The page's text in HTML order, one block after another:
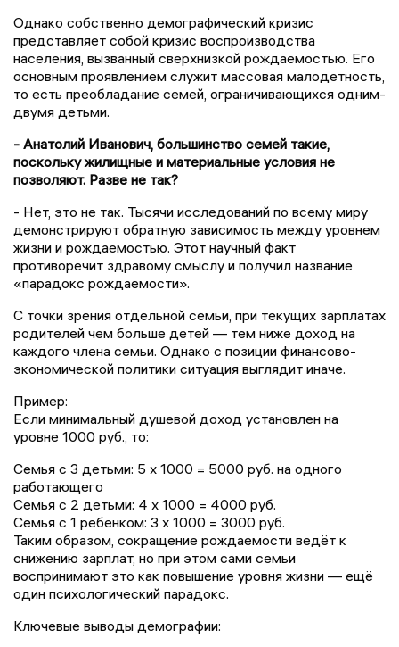
Однако собственно демографический кризис
представляет собой кризис воспроизводства
населения, вызванный сверхнизкой рождаемостью. Его
основным проявлением служит массовая малодетность,
то есть преобладание семей, ограничивающихся одним-
двумя детьми.
- Анатолий Иванович, большинство семей такие,
поскольку жилищные и материальные условия не
позволяют. Разве не так?
- Нет, это не так. Тысячи исследований по всему миру
демонстрируют обратную зависимость между уровнем
жизни и рождаемостью. Этот научный факт
противоречит здравому смыслу и получил название
«парадокс рождаемости».
С точки зрения отдельной семьи, при текущих зарплатах
родителей чем больше детей — тем ниже доход на
каждого члена семьи. Однако с позиции финансово-
экономической политики ситуация выглядит иначе.
Пример:
Если минимальный душевой доход установлен на
уровне 1000 руб., то:
Семья с 3 детьми: 5 х 1000 = 5000 руб. на одного
работающего
Семья с 2 детьми: 4 х 1000 = 4000 руб.
Семья с 1 ребенком: 3 х 1000 = 3000 руб.
Таким образом, сокращение рождаемости ведёт к
снижению зарплат, но при этом сами семьи
воспринимают это как повышение уровня жизни — ещё
один психологический парадокс.
Ключевые выводы демографии: